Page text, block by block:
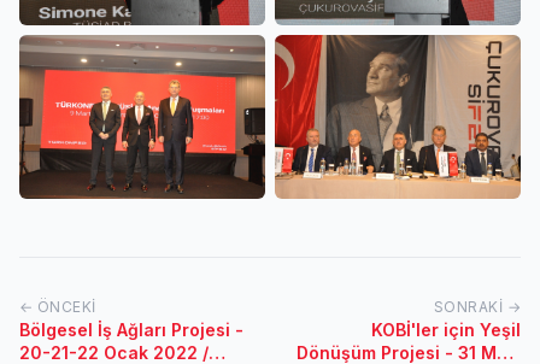
← ÖNCEKI
Bölgesel İş Ağları Projesi -
20-21-22 Ocak 2022 /
SONRAKI →
KOBİ'ler için Yeşil
Dönüşüm Projesi - 31 Mart